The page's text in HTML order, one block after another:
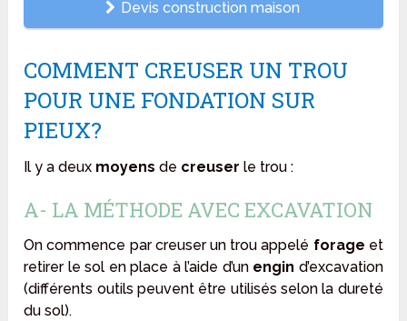
Devis construction maison
COMMENT CREUSER UN TROU
POUR UNE FONDATION SUR
PIEUX?
Il y a deux moyens de creuser le trou :
A- LA MÉTHODE AVEC EXCAVATION
On commence par creuser un trou appelé forage et
retirer le sol en place à l’aide d’un engin d’excavation
(différents outils peuvent être utilisés selon la dureté
du sol).